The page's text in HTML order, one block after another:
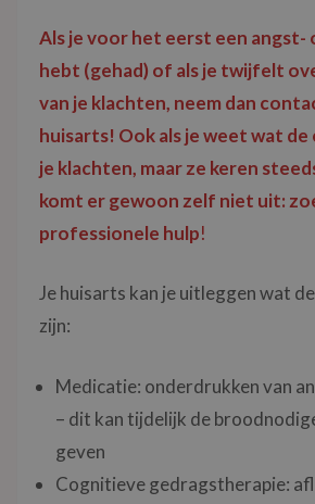
Als je voor het eerst een angst-
hebt (gehad) of als je twijfelt
van je klachten, neem dan
huisarts! Ook als je weet wat de
je klachten, maar ze keren
komt er gewoon zelf niet uit:
professionele hulp!
Je huisarts kan je uitleggen wat
zijn:
Medicatie: onderdrukken van
– dit kan tijdelijk de
geven
Cognitieve gedragstherapie: